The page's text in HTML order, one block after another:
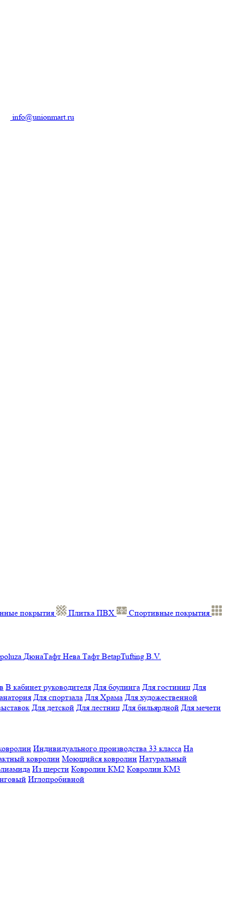
info@unionmart.ru
покрытия Плитка ПВХ
Спортивные покрытия
ДюнаТафт Нева Тафт BetapTufting B.V.
В кабинет руководителя Для боулинга Для гостиниц Для
Для спортзала Для Храма Для художественной
Для детской Для лестниц Для бильярдной Для мечети
Индивидуального производства 33 класса На
ковролин Моющийся ковролин Натуральный
Из шерсти Ковролин КМ2 Ковролин КМ3
Иглопробивной